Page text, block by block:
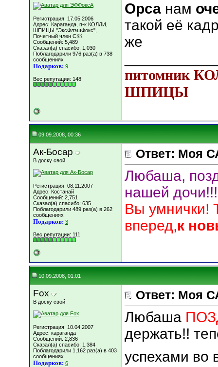
Регистрация: 17.05.2006
Адрес: Караганда, п-к КОЛЛИ,
ШПИЦЫ "ЭксФлэшФокс",
Почетный член СКК
Сообщений: 5,489
Сказал(а) спасибо: 1,030
Поблагодарили 976 раз(а) в 738
сообщениях
Подарков: 9
Вес репутации: 148
Орса нам
такой её
же
питомник
ШПИЦЫ
09.09.2008, 00:36
Ак-Босар
В доску свой
Регистрация: 08.11.2007
Адрес: Костанай
Сообщений: 2,751
Сказал(а) спасибо: 635
Поблагодарили 489 раз(а) в 262
сообщениях
Подарков: 3
Вес репутации: 111
Ответ: Моя
Любаша,
нашей
Вы умнички!
вперед,к
10.09.2008, 01:01
Fox
В доску свой
Регистрация: 10.04.2007
Адрес: караганда
Сообщений: 2,836
Сказал(а) спасибо: 1,384
Поблагодарили 1,162 раз(а) в 403
сообщениях
Подарков: 6
Ответ: Моя
Любаша
держать!!
успехами во